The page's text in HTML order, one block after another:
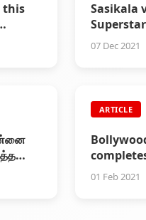
this
-
Sasikala
at his
07 Dec 2021
ARTICLE
today
01 Feb 2021